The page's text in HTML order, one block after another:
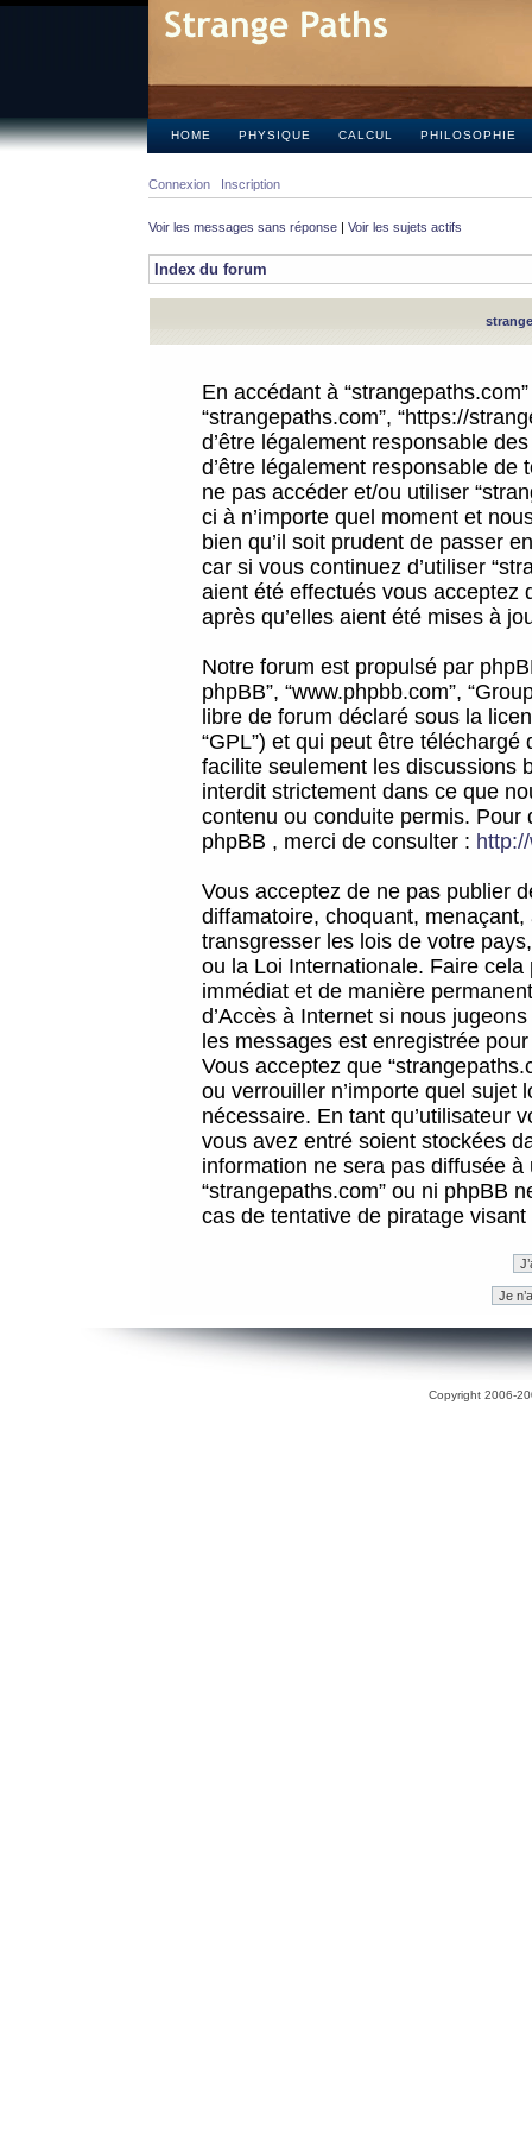
HOME PHYSIQUE CALCUL PHILOSOPHIE
Connexion Inscription
Voir les messages sans réponse | Voir les sujets actifs
Index du forum
En accédant à
“strangepaths.com”, “https://
d’être légalement responsable
d’être légalement responsable
ne pas accéder et/ou utiliser
ci à n’importe quel moment et
bien qu’il soit prudent de passer
car si vous continuez d’utiliser
aient été effectués vous acceptez
après qu’elles aient été mises à
Notre forum est propulsé par
phpBB”, “www.phpbb.com”,
libre de forum déclaré sous la
“GPL”) et qui peut être téléchargé
facilite seulement les discussions
interdit strictement dans ce que
contenu ou conduite permis.
phpBB , merci de consulter :
Vous acceptez de ne pas publier
diffamatoire, choquant,
transgresser les lois de votre
ou la Loi Internationale. Faire
immédiat et de manière
d’Accès à Internet si nous
les messages est enregistrée
Vous acceptez que
ou verrouiller n’importe quel sujet
nécessaire. En tant qu’utilisateur
vous avez entré soient stockées
information ne sera pas diffusée
“strangepaths.com” ou ni phpBB
cas de tentative de piratage
Copyright 2006-